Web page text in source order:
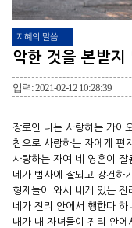
지혜의 말씀
악한 것을 본받지
입력: 2021-02-12 10:28:39
장로인 나는 사랑하는 가이
참으로 사랑하는 자에게 편
사랑하는 자여 네 영혼이 잘
네가 범사에 잘되고 강건하
형제들이 와서 네게 있는 진
네가 진리 안에서 행한다
내가 내 자녀들이 진리 안에